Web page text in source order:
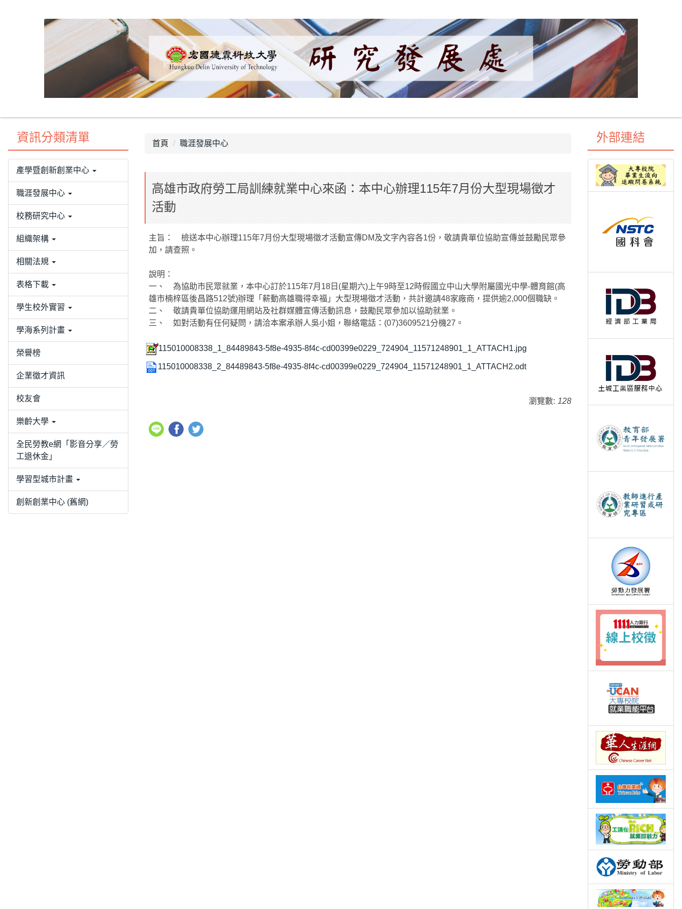
資訊分類清單
產學暨創新創業中心
職涯發展中心
校務研究中心
組織架構
相關法規
表格下載
學生校外實習
學海系列計畫
榮譽榜
企業徵才資訊
校友會
樂齡大學
全民勞教e網「影音分享／勞
工退休金」
學習型城市計畫
創新創業中心 (舊網)
首頁 職涯發展中心
高雄市政府勞工局訓練就業中心來函：本中心辦理115年7月份大型現場徵才
活動
主旨： 檢送本中心辦理115年7月份大型現場徵才活動宣傳DM及文字內容各1份，敬請貴單位協助宣傳並鼓勵民眾參
加，請查照。
說明：
一、 為協助市民眾就業，本中心訂於115年7月18日(星期六)上午9時至12時假國立中山大學附屬國光中學-體育館(高
雄市楠梓區後昌路512號)辦理「薪動高雄職得幸福」大型現場徵才活動，共計邀請48家廠商，提供逾2,000個職缺。
二、 敬請貴單位協助運用網站及社群媒體宣傳活動訊息，鼓勵民眾參加以協助就業。
三、 如對活動有任何疑問，請洽本案承辦人吳小姐，聯絡電話：(07)3609521分機27。
115010008338_1_84489843-5f8e-4935-8f4c-cd00399e0229_724904_11571248901_1_ATTACH1.jpg
115010008338_2_84489843-5f8e-4935-8f4c-cd00399e0229_724904_11571248901_1_ATTACH2.odt
瀏覽數: 128
外部連結